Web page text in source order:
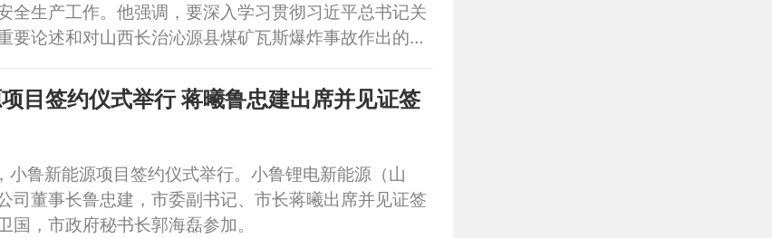
全生产工作。他强调，要深入学习贯彻习近平总书记关
要论述和对山西长治沁源县煤矿瓦斯爆炸事故作出的重
开展风险隐患大排查大整治，切实提升本质安全水平，
产根基。市政府秘书长郭海磊参加。
目签约仪式举行 蒋曦鲁忠建出席并见证签
小鲁新能源项目签约仪式举行。小鲁锂电新能源（山
司董事长鲁忠建，市委副书记、市长蒋曦出席并见证签
国，市政府秘书长郭海磊参加。